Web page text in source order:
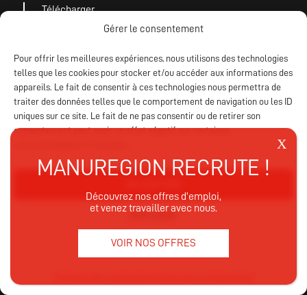
Gérer le consentement
Pour offrir les meilleures expériences, nous utilisons des technologies
telles que les cookies pour stocker et/ou accéder aux informations des
appareils. Le fait de consentir à ces technologies nous permettra de
traiter des données telles que le comportement de navigation ou les ID
uniques sur ce site. Le fait de ne pas consentir ou de retirer son
consentement peut avoir un effet négatif sur certaines
REFUSER
VOIR LES PRÉFÉRENCES
Télécharger
notre catalogue
Découvrez nos offres d’emploi,
et venez travailler avec nous.
VOIR NOS OFFRES